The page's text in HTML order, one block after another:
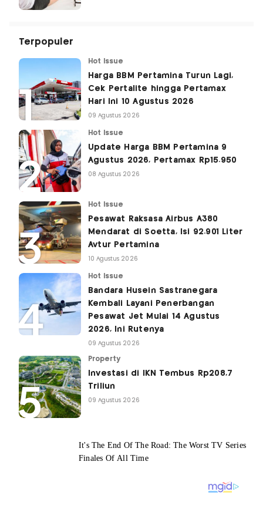
Terpopuler
Hot Issue
Harga BBM Pertamina Turun Lagi,
Cek Pertalite hingga Pertamax
Hari Ini 10 Agustus 2026
09 Agustus 2026
Hot Issue
Update Harga BBM Pertamina 9
Agustus 2026, Pertamax Rp15.950
08 Agustus 2026
Hot Issue
Pesawat Raksasa Airbus A380
Mendarat di Soetta, Isi 92.901 Liter
Avtur Pertamina
10 Agustus 2026
Hot Issue
Bandara Husein Sastranegara
Kembali Layani Penerbangan
Pesawat Jet Mulai 14 Agustus
2026, Ini Rutenya
09 Agustus 2026
Property
Investasi di IKN Tembus Rp208,7
Triliun
09 Agustus 2026